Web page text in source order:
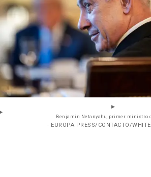
Benjamin Netanyahu, primer ministro
- EUROPA PRESS/CONTACTO/